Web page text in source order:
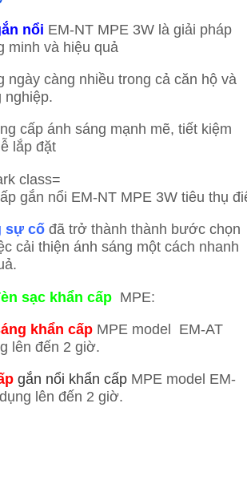
nổi EM-NT MPE 3W là giải pháp
minh và hiệu quả
càng nhiều trong cả căn hộ và
nghiệp.
cấp ánh sáng mạnh mẽ, tiết kiệm
lắp đặt
gắn nổi EM-NT MPE 3W tiêu thụ
sự cố đã trở thành thành bước chọn
cải thiện ánh sáng một cách nhanh
sạc khẩn cấp MPE:
khẩn cấp MPE model EM-AT
lên đến 2 giờ.
gắn nổi khẩn cấp MPE model EM-
lên đến 2 giờ.